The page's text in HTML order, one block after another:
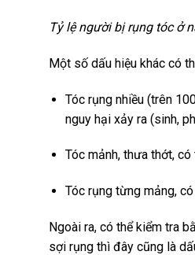
Tỷ lệ người bị rụng tóc ở
Một số dấu hiệu khác có
Tóc rụng nhiều (trên
nguy hại xảy ra (sinh,
Tóc mảnh, thưa thớt,
Tóc rụng từng mảng,
Ngoài ra, có thể kiểm tra
sợi rụng thì đây cũng là